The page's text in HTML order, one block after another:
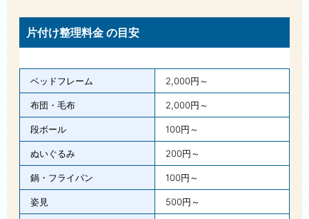
片付け整理料金 の目安
ベッドフレーム 2,000円～
布団・毛布 2,000円～
段ボール 100円～
ぬいぐるみ 200円～
鍋・フライパン 100円～
姿見 500円～